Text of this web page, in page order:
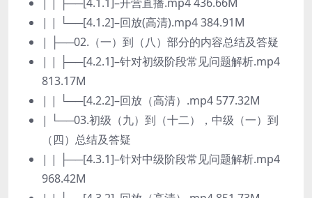
| | └──[4.1.2]–回放(高清).mp4 384.91M
| ├──02.（一）到（八）部分的内容总结及答疑
| | ├──[4.2.1]–针对初级阶段常见问题解析.mp4
813.17M
| | └──[4.2.2]–回放（高清）.mp4 577.32M
| └──03.初级（九）到（十二），中级（一）到
（四）总结及答疑
| | ├──[4.3.1]–针对中级阶段常见问题解析.mp4
968.42M